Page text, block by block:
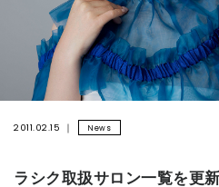
2011.02.15 News
ラシク取扱サロン一覧を更
WELLBEING
FOR